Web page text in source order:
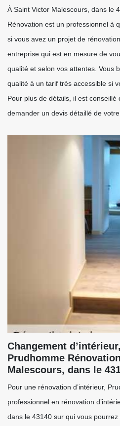
À Saint Victor Malescours, dans le
Rénovation est un professionnel à
si vous avez un projet de
entreprise qui est en mesure de
qualité et selon vos attentes. Vous
qualité à un tarif très accessible si
Pour plus de détails, il est
demander un devis détaillé de votre
Changement
Prudhomme
Malescours, dans le
Pour une rénovation d’intérieur,
professionnel en rénovation
dans le 43140 sur qui vous